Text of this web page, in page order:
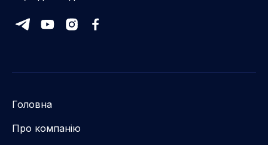
Головна
Про компанію